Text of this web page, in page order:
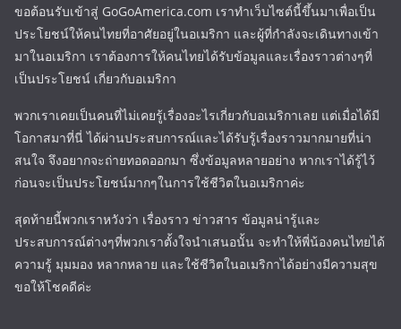
ขอต้อนรับเข้าสู่ GoGoAmerica.com เราทำเว็บไซต์นี้ขึ้นมาเพื่อเป็น
ประโยชน์ให้คนไทยที่อาศัยอยู่ในอเมริกา และผู้ที่กำลังจะเดินทางเข้า
มาในอเมริกา เราต้องการให้คนไทยได้รับข้อมูลและเรื่องราวต่างๆที่
เป็นประโยชน์ เกี่ยวกับอเมริกา
พวกเราเคยเป็นคนที่ไม่เคยรู้เรื่องอะไรเกี่ยวกับอเมริกาเลย แต่เมื่อได้มี
โอกาสมาที่นี่ ได้ผ่านประสบการณ์และได้รับรู้เรื่องราวมากมายที่น่า
สนใจ จึงอยากจะถ่ายทอดออกมา ซึ่งข้อมูลหลายอย่าง หากเราได้รู้ไว้
ก่อนจะเป็นประโยชน์มากๆในการใช้ชีวิตในอเมริกาค่ะ
สุดท้ายนี้พวกเราหวังว่า เรื่องราว ข่าวสาร ข้อมูลน่ารู้และ
ประสบการณ์ต่างๆที่พวกเราตั้งใจนำเสนอนั้น จะทำให้พี่น้องคนไทยได้
ความรู้ มุมมอง หลากหลาย และใช้ชีวิตในอเมริกาได้อย่างมีความสุข
ขอให้โชคดีค่ะ